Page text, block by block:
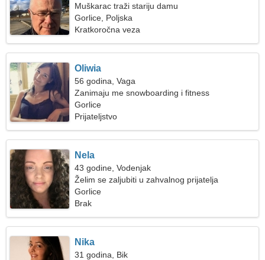
Muškarac traži stariju damu
Gorlice, Poljska
Kratkoročna veza
Oliwia
56 godina, Vaga
Zanimaju me snowboarding i fitness
Gorlice
Prijateljstvo
Nela
43 godine, Vodenjak
Želim se zaljubiti u zahvalnog prijatelja
Gorlice
Brak
Nika
31 godina, Bik